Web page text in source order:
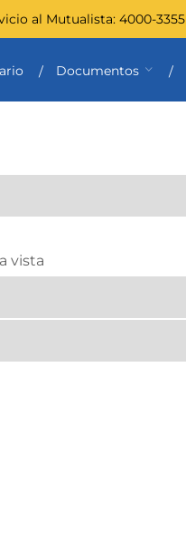
al Mutualista: 4000-3355
Documentos
vista